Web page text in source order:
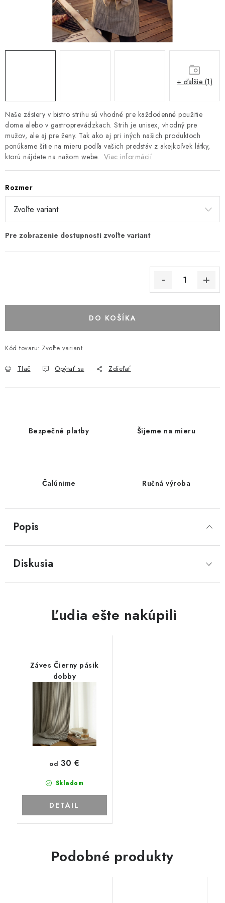
Platba a doprava
Reklamačný poriadok
Všeobecné obchodné podmienky
Ako využíváme cookies
Ochrana osobných údajov
Odstúpenie od zmluvy
Naše zástery v bistro strihu sú vhodné pre každodenné použitie
doma alebo v gastroprevádzkach. Strih je unisex, vhodný pre
mužov, ale aj pre ženy. Tak ako aj pri iných našich produktoch
ponúkame šitie na mieru podľa vašich predstáv z akejkoľvek látky,
ktorú nájdete na našom webe. Viac informácií
Rozmer
DO KOŠÍKA
Kód tovaru: Zvoľte variant
Tlač Opýtať sa Zdieľať
+ ďalšie (1)
Bezpečné platby Šijeme na mieru
Čalúnime Ručná výroba
Popis
Diskusia
Záves Čierny pásik
dobby
Skladom
od 30 €
DETAIL
Podobné produkty